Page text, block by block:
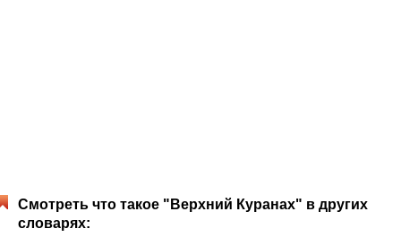
Смотреть что такое "Верхний Куранах" в других
словарях: